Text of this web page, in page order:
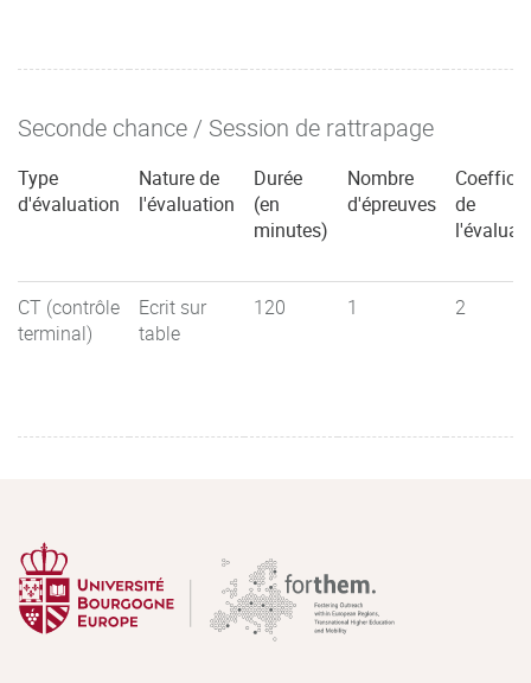
Seconde chance / Session de rattrapage
Type
d'évaluation
Nature de
l'évaluation
Durée
(en
minutes)
Nombre
d'épreuves
de
CT (contrôle
terminal)
Ecrit sur
table
120 1 2